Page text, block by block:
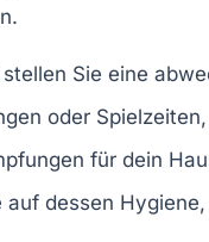
Sie eine
oder
für dein
auf dessen Hygiene